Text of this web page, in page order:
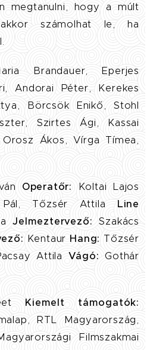
megtanulni, hogy a múlt
számolhat le, ha
Brandauer, Eperjes
Andorai Péter, Kerekes
Börcsök Enikő, Stohl
Szirtes Ági, Kassai
Ákos, Vírga Tímea,
Operatőr: Koltai Lajos
Tőzsér Attila Line
Jelmeztervező: Szakács
Kentaur Hang: Tőzsér
Attila Vágó: Gothár
Kiemelt támogatók:
RTL Magyarország,
Filmszakmai